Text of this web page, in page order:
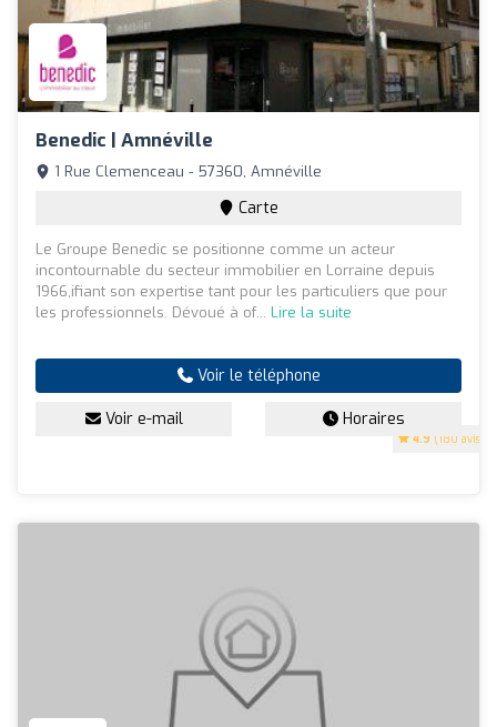
Benedic | Amnéville
4.9 (180 avis)
1 Rue Clemenceau - 57360, Amnéville
Carte
Le Groupe Benedic se positionne comme un acteur
incontournable du secteur immobilier en Lorraine depuis
1966,ifiant son expertise tant pour les particuliers que pour
les professionnels. Dévoué à of... Lire la suite
Voir le téléphone
Voir e-mail Horaires